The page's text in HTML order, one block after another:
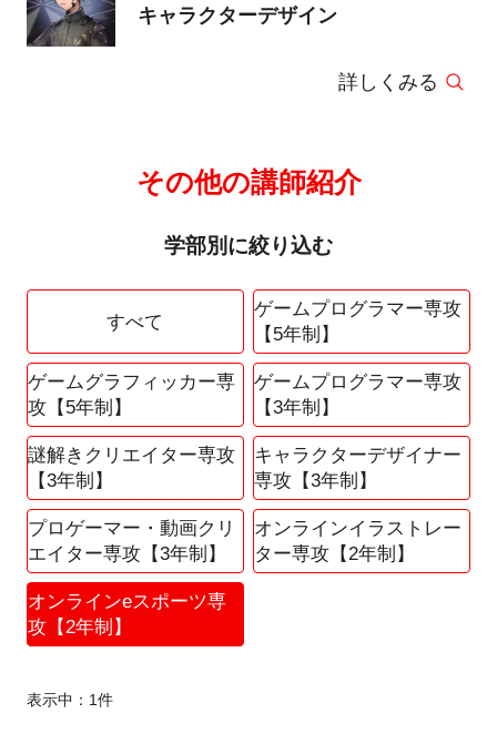
キャラクターデザイン
詳しくみる
その他の講師紹介
学部別に絞り込む
すべて
ゲームプログラマー専攻
【5年制】
ゲームグラフィッカー専
攻【5年制】
ゲームプログラマー専攻
【3年制】
謎解きクリエイター専攻
【3年制】
キャラクターデザイナー
専攻【3年制】
プロゲーマー・動画クリ
エイター専攻【3年制】
オンラインイラストレー
ター専攻【2年制】
オンラインeスポーツ専
攻【2年制】
表示中： 1件